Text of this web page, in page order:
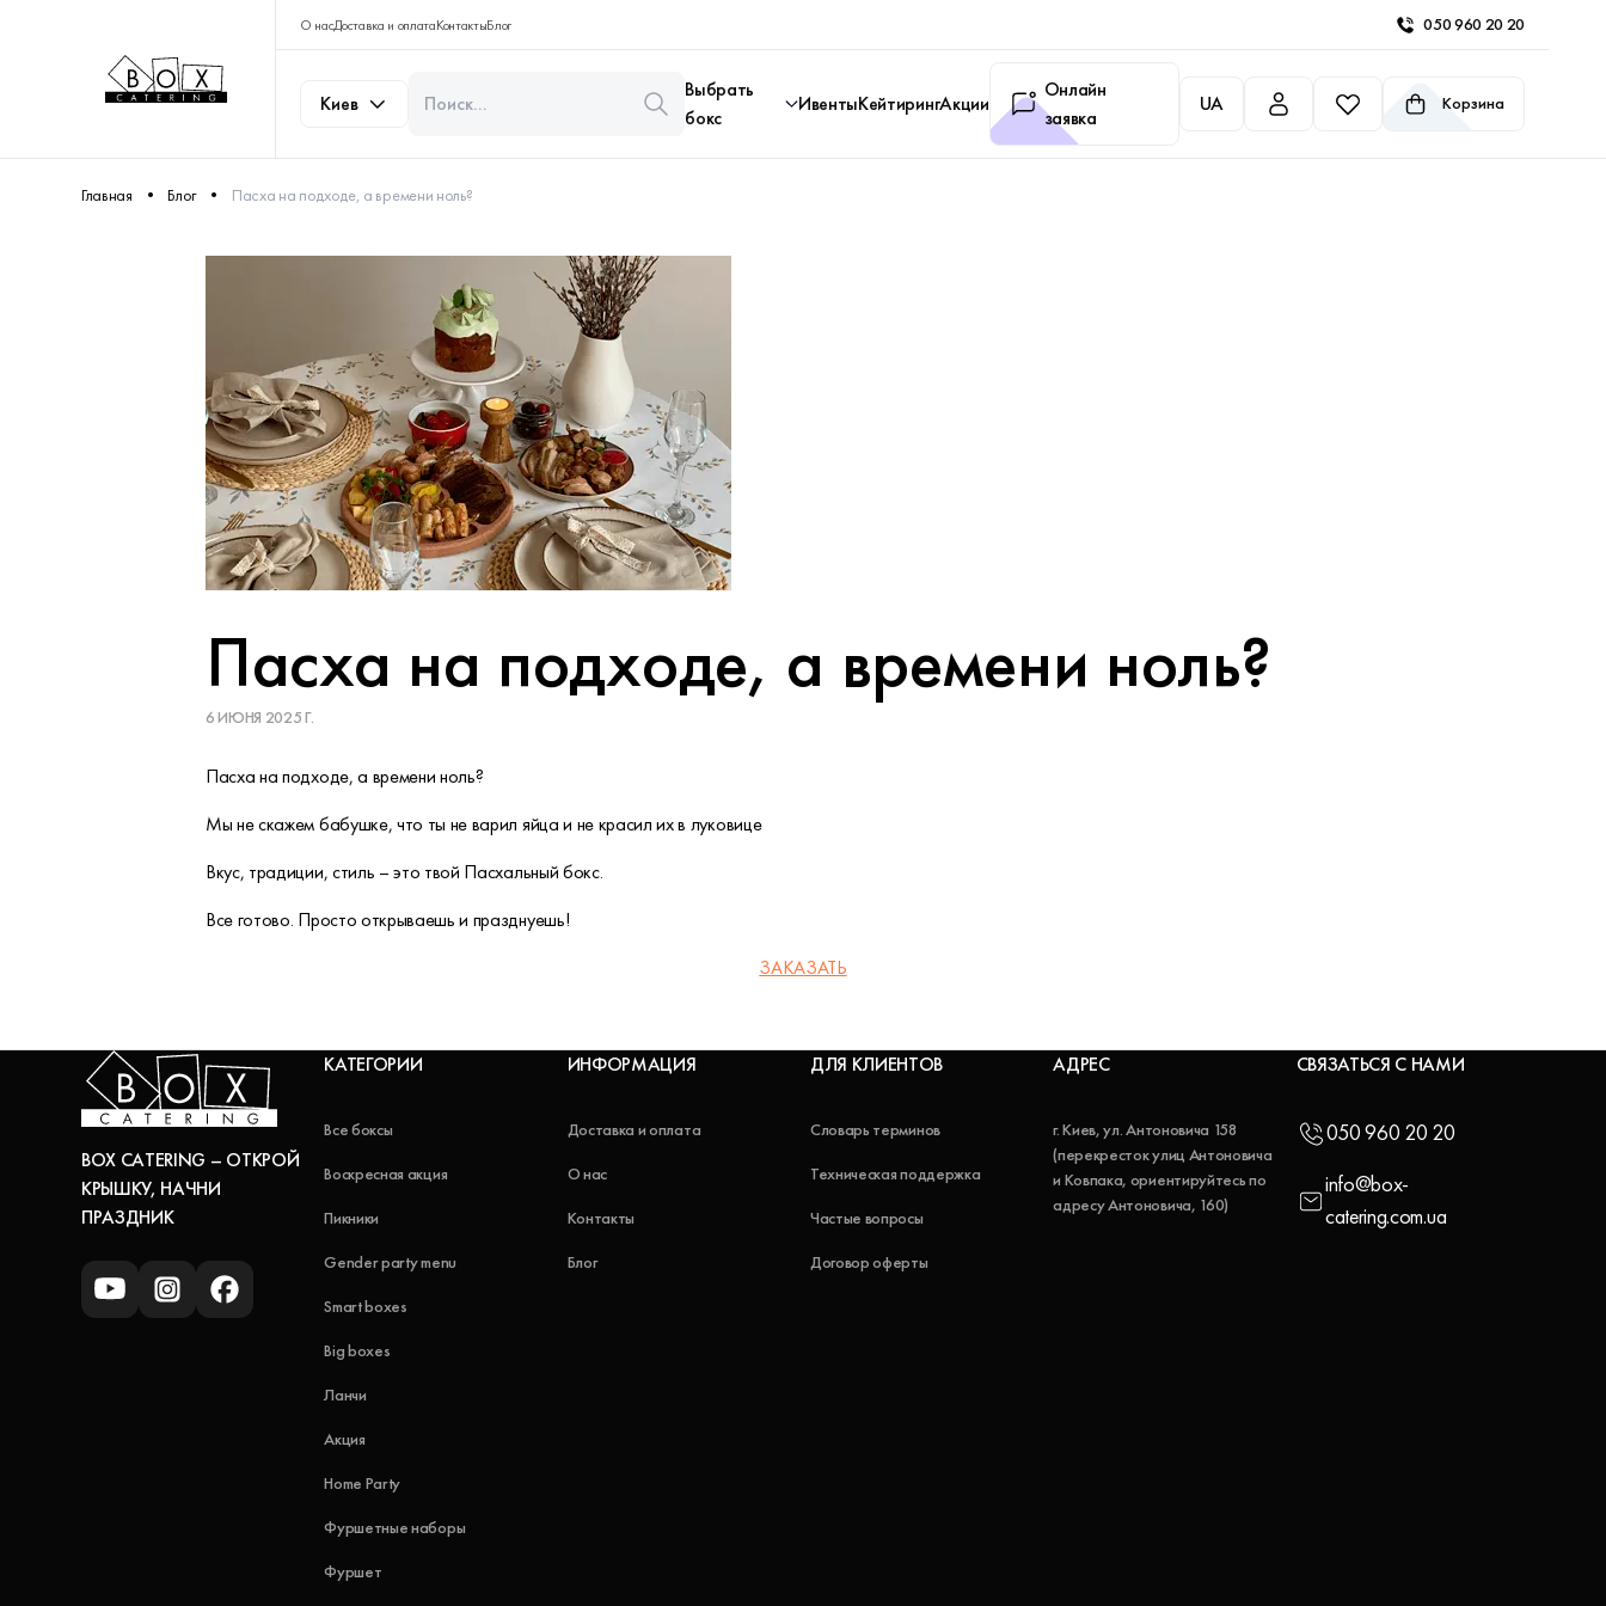
О насДоставка и оплатаКонтактыБлог 050 960 20 20
Киев
Выбрать
бокс
ИвентыКейтирингАкции
Онлайн
заявка
UA Корзина
Главная Блог Пасха на подходе, а времени ноль?
Пасха на подходе, а времени ноль?
6 ИЮНЯ 2025 Г.
Пасха на подходе, а времени ноль?
Мы не скажем бабушке, что ты не варил яйца и не красил их в луковице
Вкус, традиции, стиль – это твой Пасхальный бокс.
Все готово. Просто открываешь и празднуешь!
ЗАКАЗАТЬ
BOX CATERING – ОТКРОЙ
КРЫШКУ, НАЧНИ
ПРАЗДНИК
КАТЕГОРИИ
Все боксы
Воскресная акция
Пикники
Gender party menu
Smart boxes
Big boxes
Ланчи
Акция
Home Party
Фуршетные наборы
Фуршет
ИНФОРМАЦИЯ
Доставка и оплата
О нас
Контакты
Блог
ДЛЯ КЛИЕНТОВ
Словарь терминов
Техническая поддержка
Частые вопросы
Договор оферты
АДРЕС
г. Киев, ул. Антоновича 158
(перекресток улиц Антоновича
и Ковпака, ориентируйтесь по
адресу Антоновича, 160)
СВЯЗАТЬСЯ С НАМИ
050 960 20 20
info@box-
catering.com.ua